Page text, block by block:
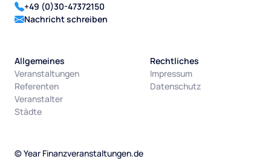
+49 (0)30-47372150
Nachricht schreiben
Allgemeines
Veranstaltungen
Referenten
Veranstalter
Städte
Rechtliches
Impressum
Datenschutz
©Year Finanzveranstaltungen.de